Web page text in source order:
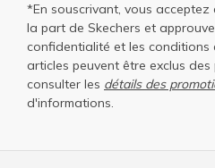
*En souscrivant, vous
la part de Skechers et
confidentialité et les conditions
articles peuvent être exclus
consulter les détails des
d'informations.